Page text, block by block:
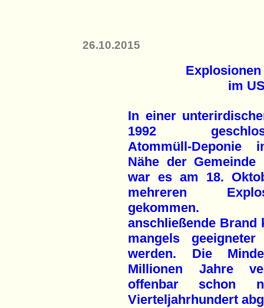
26.10.2015
im
In einer
1992
Atommüll-Deponie
Nähe der Gemeinde
war es am 18.
mehreren
gekommen.
anschließende Brand
mangels
werden. Die
Millionen Jahre
offenbar schon
Vierteljahrhundert